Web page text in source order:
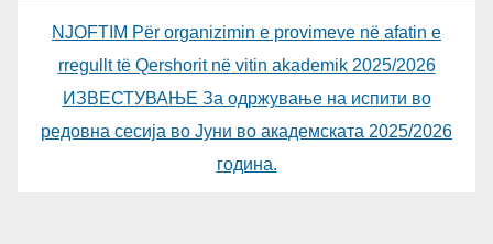
NJOFTIM Për organizimin e provimeve në afatin e
rregullt të Qershorit në vitin akademik 2025/2026
ИЗВЕСТУВАЊЕ За одржување на испити во
редовна сесија во Јуни во академската 2025/2026
година.